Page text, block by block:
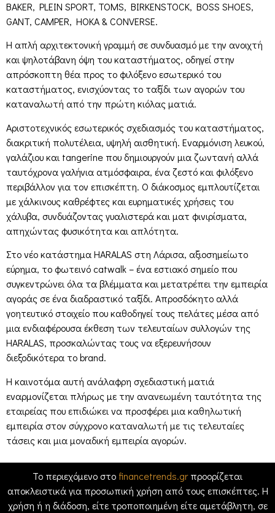
BAKER, PLEIN SPORT, TOMS, BIRKENSTOCK, BOSS SHOES,
GANT, CAMPER, HOKA & CONVERSE.
Η απλή αρχιτεκτονική γραμμή σε συνδυασμό με την ανοιχτή
και ψηλοτάβανη όψη του καταστήματος, οδηγεί στην
απρόσκοπτη θέα προς το φιλόξενο εσωτερικό του
καταστήματος, ενισχύοντας το ταξίδι των αγορών του
καταναλωτή από την πρώτη κιόλας ματιά.
Αριστοτεχνικός εσωτερικός σχεδιασμός του καταστήματος,
διακριτική πολυτέλεια, υψηλή αισθητική. Εναρμόνιση λευκού,
γαλάζιου και tangerine που δημιουργούν μια ζωντανή αλλά
ταυτόχρονα γαλήνια ατμόσφαιρα, ένα ζεστό και φιλόξενο
περιβάλλον για τον επισκέπτη. Ο διάκοσμος εμπλουτίζεται
με χάλκινους καθρέφτες και ευρηματικές χρήσεις του
χάλυβα, συνδυάζοντας γυαλιστερά και ματ φινιρίσματα,
απηχώντας φυσικότητα και απλότητα.
Στο νέο κατάστημα HARALAS στη Λάρισα, αξιοσημείωτο
εύρημα, το φωτεινό catwalk – ένα εστιακό σημείο που
συγκεντρώνει όλα τα βλέμματα και μετατρέπει την εμπειρία
αγοράς σε ένα διαδραστικό ταξίδι. Απροσδόκητο αλλά
γοητευτικό στοιχείο που καθοδηγεί τους πελάτες μέσα από
μια ενδιαφέρουσα έκθεση των τελευταίων συλλογών της
HARALAS, προσκαλώντας τους να εξερευνήσουν
διεξοδικότερα το brand.
Η καινοτόμα αυτή ανάλαφρη σχεδιαστική ματιά
εναρμονίζεται πλήρως με την ανανεωμένη ταυτότητα της
εταιρείας που επιδιώκει να προσφέρει μια καθηλωτική
εμπειρία στον σύγχρονο καταναλωτή με τις τελευταίες
τάσεις και μια μοναδική εμπειρία αγορών.
Το περιεχόμενο στο financetrends.grπροορίζεται
αποκλειστικά για προσωπική χρήση από τους επισκέπτες. Η
χρήση ή η διάδοση, είτε τροποποιημένη είτε αμετάβλητη, σε